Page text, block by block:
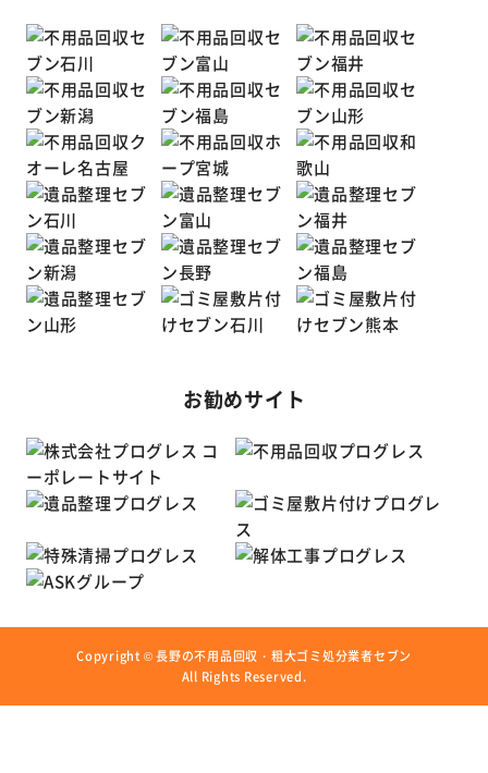
お勧めサイト
Copyright ©長野の不用品回収・粗大ゴミ処分業者セブン
All Rights Reserved.